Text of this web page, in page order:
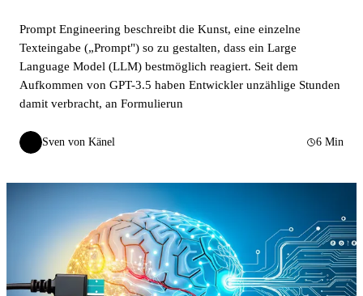
Prompt Engineering beschreibt die Kunst, eine einzelne
Texteingabe („Prompt") so zu gestalten, dass ein Large
Language Model (LLM) bestmöglich reagiert. Seit dem
Aufkommen von GPT-3.5 haben Entwickler unzählige Stunden
damit verbracht, an Formulierun
Sven von Känel 6 Min